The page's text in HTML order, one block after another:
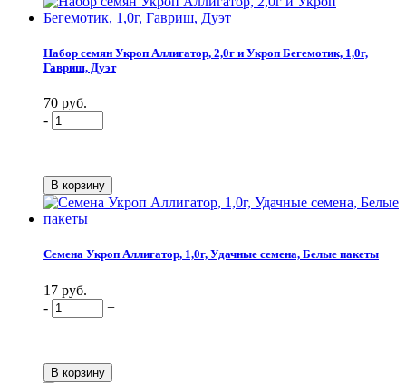
Набор семян Укроп Аллигатор, 2,0г и Укроп Бегемотик, 1,0г,
Гавриш, Дуэт
70 руб.
-
+
Семена Укроп Аллигатор, 1,0г, Удачные семена, Белые пакеты
17 руб.
-
+